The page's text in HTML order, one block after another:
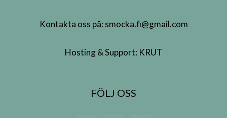
Kontakta oss på: smocka.fi@gmail.com
Hosting & Support: KRUT
FÖLJ OSS